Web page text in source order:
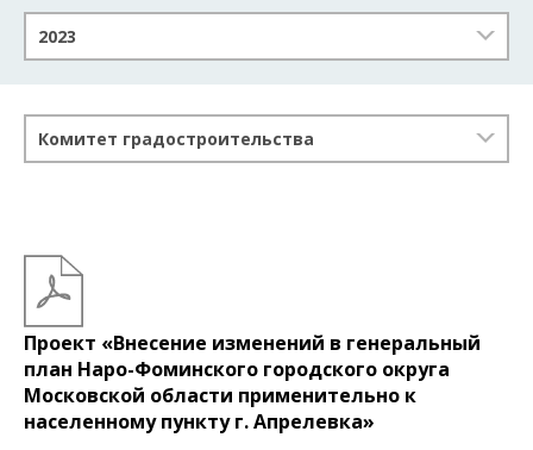
2023
Комитет градостроительства
Проект «Внесение изменений в генеральный
план Наро-Фоминского городского округа
Московской области применительно к
населенному пункту г. Апрелевка»